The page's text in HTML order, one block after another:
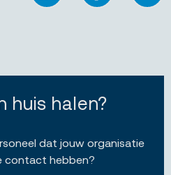
huis halen?
dat jouw organisatie
contact hebben?